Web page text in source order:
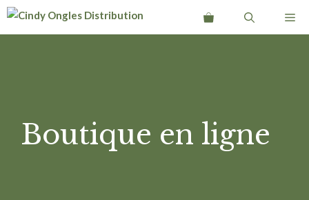
Aller
Boutique en ligne